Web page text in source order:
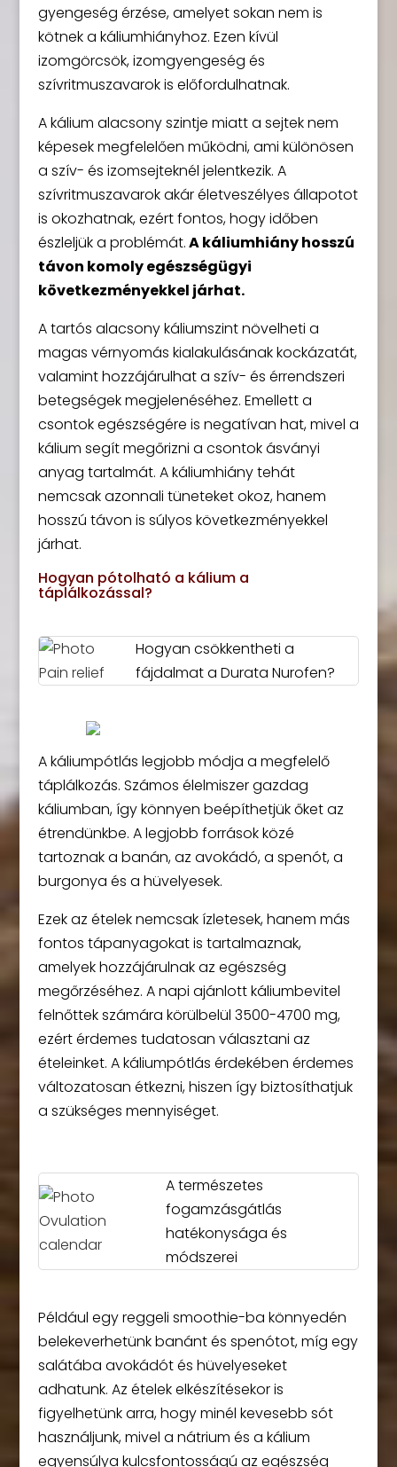
gyengeség érzése, amelyet sokan nem is
kötnek a káliumhiányhoz. Ezen kívül
izomgörcsök, izomgyengeség és
szívritmuszavarok is előfordulhatnak.
A kálium alacsony szintje miatt a sejtek nem
képesek megfelelően működni, ami különösen
a szív- és izomsejteknél jelentkezik. A
szívritmuszavarok akár életveszélyes állapotot
is okozhatnak, ezért fontos, hogy időben
észleljük a problémát.A káliumhiány hosszú
távon komoly egészségügyi
következményekkel járhat.
A tartós alacsony káliumszint növelheti a
magas vérnyomás kialakulásának kockázatát,
valamint hozzájárulhat a szív- és érrendszeri
betegségek megjelenéséhez. Emellett a
csontok egészségére is negatívan hat, mivel a
kálium segít megőrizni a csontok ásványi
anyag tartalmát. A káliumhiány tehát
nemcsak azonnali tüneteket okoz, hanem
hosszú távon is súlyos következményekkel
járhat.
Hogyan pótolható a kálium a
táplálkozással?
Hogyan csökkentheti a
fájdalmat a Durata Nurofen?
A káliumpótlás legjobb módja a megfelelő
táplálkozás. Számos élelmiszer gazdag
káliumban, így könnyen beépíthetjük őket az
étrendünkbe. A legjobb források közé
tartoznak a banán, az avokádó, a spenót, a
burgonya és a hüvelyesek.
Ezek az ételek nemcsak ízletesek, hanem más
fontos tápanyagokat is tartalmaznak,
amelyek hozzájárulnak az egészség
megőrzéséhez. A napi ajánlott káliumbevitel
felnőttek számára körülbelül 3500-4700 mg,
ezért érdemes tudatosan választani az
ételeinket. A káliumpótlás érdekében érdemes
változatosan étkezni, hiszen így biztosíthatjuk
a szükséges mennyiséget.
A természetes
fogamzásgátlás
hatékonysága és
módszerei
Például egy reggeli smoothie-ba könnyedén
belekeverhetünk banánt és spenótot, míg egy
salátába avokádót és hüvelyeseket
adhatunk. Az ételek elkészítésekor is
figyelhetünk arra, hogy minél kevesebb sót
használjunk, mivel a nátrium és a kálium
egyensúlya kulcsfontosságú az egészség